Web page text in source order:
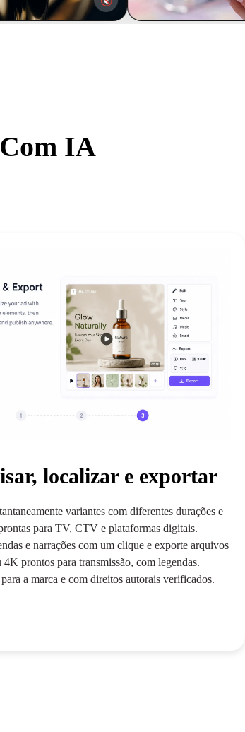
IA
localizar e exportar
variantes com diferentes durações e
para TV, CTV e plataformas digitais.
e narrações com um clique e exporte arquivos
prontos para transmissão, com legendas.
a marca e com direitos autorais verificados.